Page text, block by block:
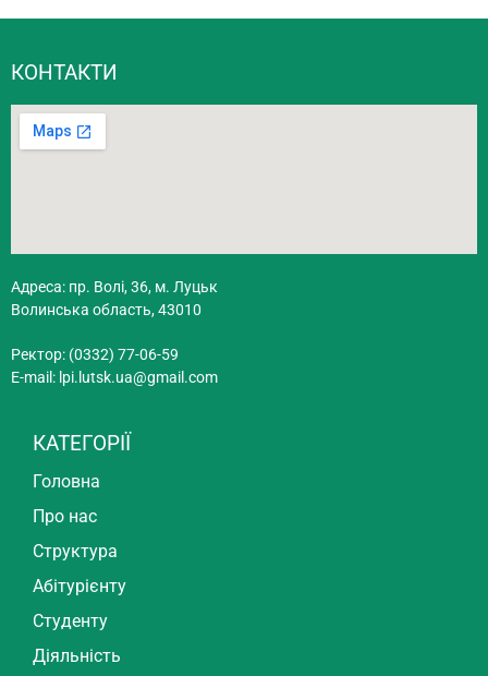
КОНТАКТИ
Адреса: пр. Волі, 36, м. Луцьк
Волинська область, 43010
Ректор: (0332) 77-06-59
E-mail: lpi.lutsk.ua@gmail.com
КАТЕГОРІЇ
Головна
Про нас
Структура
Абітурієнту
Студенту
Діяльність